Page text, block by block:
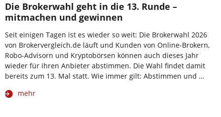
Die Brokerwahl geht in die 13. Runde –
mitmachen und gewinnen
Seit einigen Tagen ist es wieder so weit: Die Brokerwahl 2026
von Brokervergleich.de läuft und Kunden von Online-Brokern,
Robo-Advisorn und Kryptobörsen können auch dieses Jahr
wieder für ihren Anbieter abstimmen. Die Wahl findet damit
bereits zum 13. Mal statt. Wie immer gilt: Abstimmen und …
mehr